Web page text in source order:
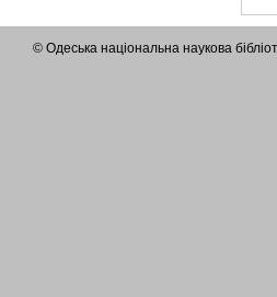
© Одеська національна наукова